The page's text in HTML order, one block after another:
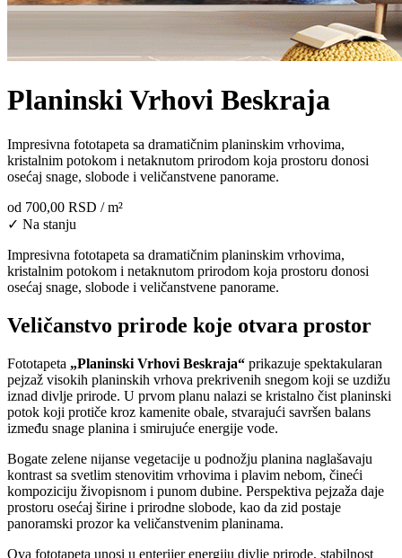
Planinski Vrhovi Beskraja
Impresivna fototapeta sa dramatičnim planinskim vrhovima,
kristalnim potokom i netaknutom prirodom koja prostoru donosi
osećaj snage, slobode i veličanstvene panorame.
od 700,00 RSD / m²
✓ Na stanju
Impresivna fototapeta sa dramatičnim planinskim vrhovima,
kristalnim potokom i netaknutom prirodom koja prostoru donosi
osećaj snage, slobode i veličanstvene panorame.
Veličanstvo prirode koje otvara prostor
Fototapeta „Planinski Vrhovi Beskraja“ prikazuje spektakularan
pejzaž visokih planinskih vrhova prekrivenih snegom koji se uzdižu
iznad divlje prirode. U prvom planu nalazi se kristalno čist planinski
potok koji protiče kroz kamenite obale, stvarajući savršen balans
između snage planina i smirujuće energije vode.
Bogate zelene nijanse vegetacije u podnožju planina naglašavaju
kontrast sa svetlim stenovitim vrhovima i plavim nebom, čineći
kompoziciju živopisnom i punom dubine. Perspektiva pejzaža daje
prostoru osećaj širine i prirodne slobode, kao da zid postaje
panoramski prozor ka veličanstvenim planinama.
Ova fototapeta unosi u enterijer energiju divlje prirode, stabilnost